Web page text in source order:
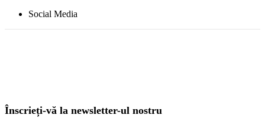
Social Media
Înscrieți-vă la newsletter-ul nostru